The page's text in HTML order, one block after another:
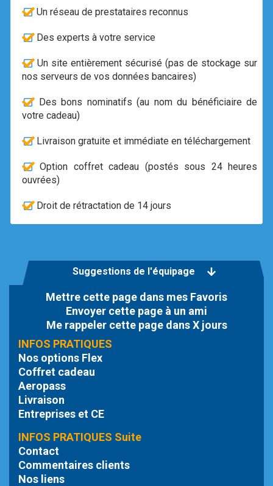
Un réseau de prestataires reconnus
Des experts à votre service
Un site entièrement sécurisé (pas de stockage sur
nos serveurs de vos données bancaires)
Des bons nominatifs (au nom du bénéficiaire de
votre cadeau)
Livraison gratuite et immédiate en téléchargement
Option coffret cadeau (postés sous 24 heures
ouvrées)
Droit de rétractation de 14 jours
Suggestions de l'équipage
Mettre cette page dans mes Favoris
Envoyer cette page à un ami
Me rappeler cette page dans X jours
INFOS PRATIQUES
Nos options Flex
Coffret cadeau
Aeropass
Livraison
Entreprises et CE
INFOS PRATIQUES Suite
Contact
Commentaires clients
Nos liens